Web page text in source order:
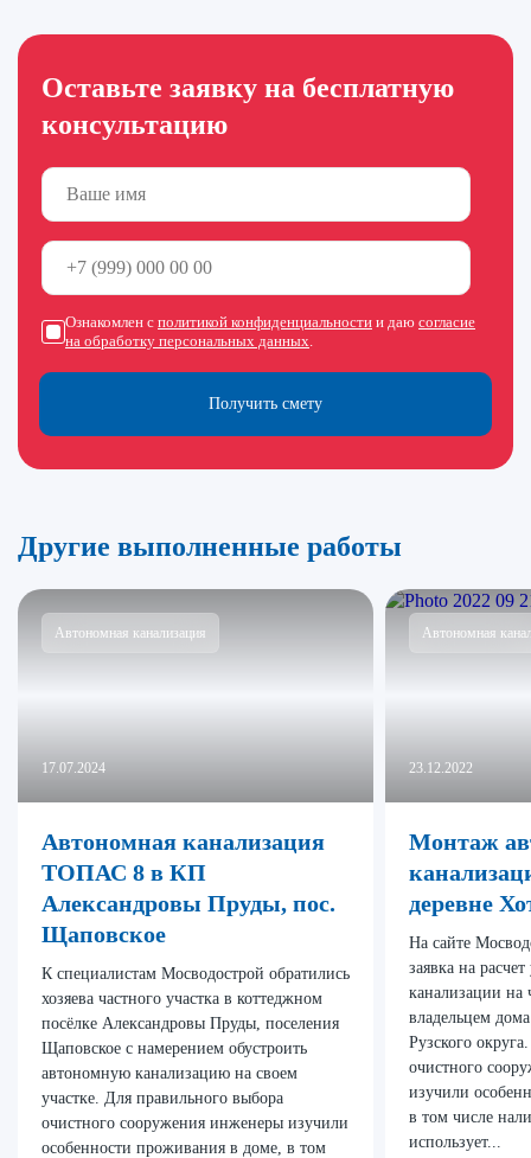
Оставьте заявку на бесплатную
консультацию
Получить смету
Ознакомлен с политикой конфиденциальности и даю согласие
на обработку персональных данных.
Другие выполненные работы
Автономная канализация
17.07.2024
Автономная канализация
ТОПАС 8 в КП
Александровы Пруды, пос.
Щаповское
К специалистам Мосводострой обратились
хозяева частного участка в коттеджном
посёлке Александровы Пруды, поселения
Щаповское с намерением обустроить
автономную канализацию на своем
участке. Для правильного выбора
очистного сооружения инженеры изучили
особенности проживания в доме, в том
Автономная
23.12.2022
Монтаж
деревне
На сайте
заявка на
канализации на
владельцем
Рузского
очистного
изучили
в том числе
использует...